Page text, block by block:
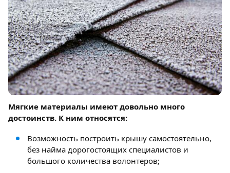
Мягкие материалы имеют довольно много
достоинств. К ним относятся:
Возможность построить крышу самостоятельно,
без найма дорогостоящих специалистов и
большого количества волонтеров;